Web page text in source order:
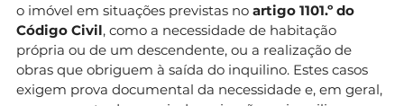
o imóvel em situações previstas no artigo 1101.º do
Código Civil, como a necessidade de habitação
própria ou de um descendente, ou a realização de
obras que obriguem à saída do inquilino. Estes casos
exigem prova documental da necessidade e, em geral,